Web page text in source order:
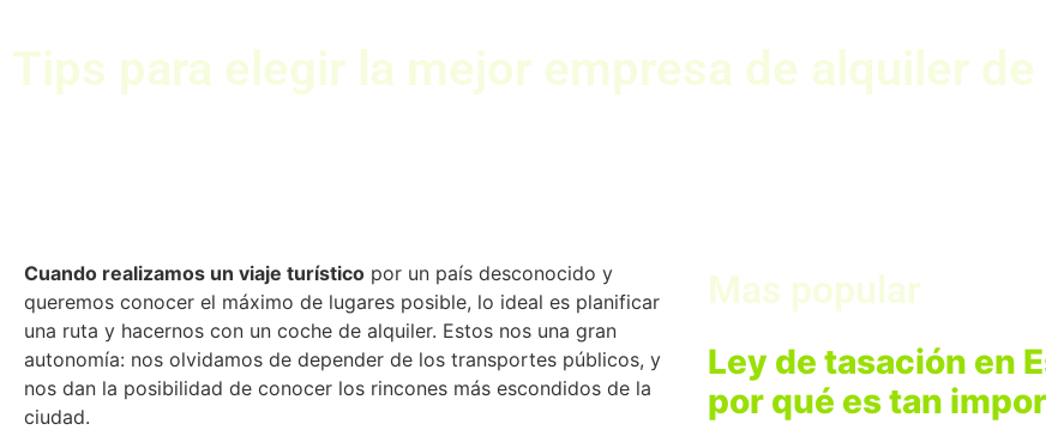
Tips para elegir la mejor empresa de alquiler
Cuando realizamos un viaje turístico por un país desconocido y
queremos conocer el máximo de lugares posible, lo ideal es planificar
una ruta y hacernos con un coche de alquiler. Estos nos una gran
autonomía: nos olvidamos de depender de los transportes públicos, y
nos dan la posibilidad de conocer los rincones más escondidos de la
ciudad.
Mas popular
Ley de tasación en
por qué es tan